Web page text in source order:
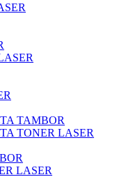
TAMBOR
TONER LASER
LASER